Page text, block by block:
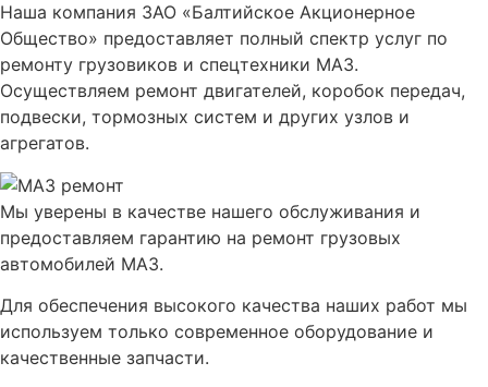
Наша компания ЗАО «Балтийское Акционерное
Общество» предоставляет полный спектр услуг по
ремонту грузовиков и спецтехники МАЗ.
Осуществляем ремонт двигателей, коробок передач,
подвески, тормозных систем и других узлов и
агрегатов.
Мы уверены в качестве нашего обслуживания и
предоставляем гарантию на ремонт грузовых
автомобилей МАЗ.
Для обеспечения высокого качества наших работ мы
используем только современное оборудование и
качественные запчасти.